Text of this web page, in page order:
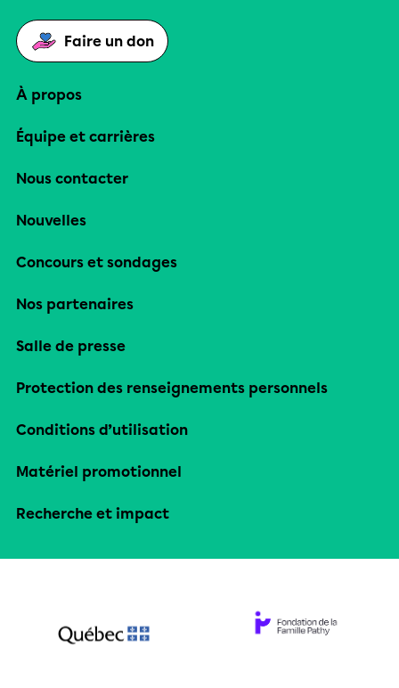
Faire un don
À propos
Équipe et carrières
Nous contacter
Nouvelles
Concours et sondages
Nos partenaires
Salle de presse
Protection des renseignements personnels
Conditions d’utilisation
Matériel promotionnel
Recherche et impact